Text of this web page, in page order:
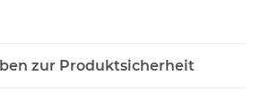
zur Produktsicherheit